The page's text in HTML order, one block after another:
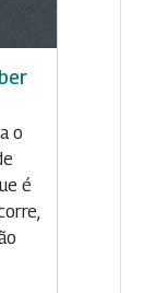
o
é